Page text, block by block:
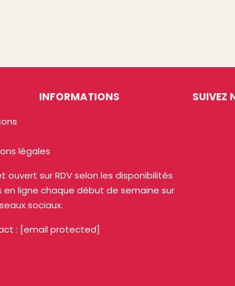
INFORMATIONS
légales
ouvert sur RDV selon les disponibilités
en ligne chaque début de semaine sur
sociaux.
: [email protected]
SUIVEZ